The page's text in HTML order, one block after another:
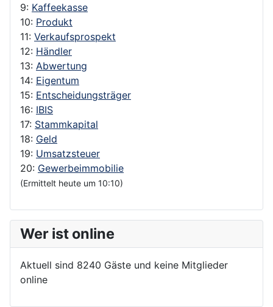
9: Kaffeekasse
10: Produkt
11: Verkaufsprospekt
12: Händler
13: Abwertung
14: Eigentum
15: Entscheidungsträger
16: IBIS
17: Stammkapital
18: Geld
19: Umsatzsteuer
20: Gewerbeimmobilie
(Ermittelt heute um 10:10)
Wer ist online
Aktuell sind 8240 Gäste und keine Mitglieder
online